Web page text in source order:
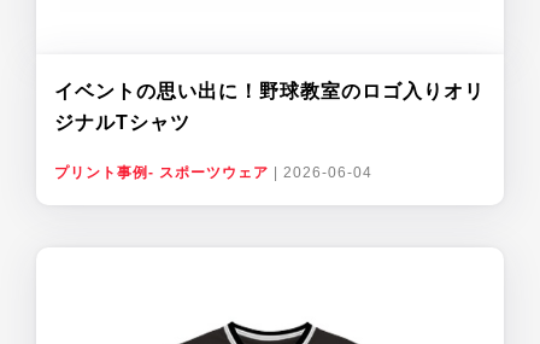
イベントの思い出に！野球教室のロゴ入りオリ
ジナルTシャツ
プリント事例- スポーツウェア 2026-06-04